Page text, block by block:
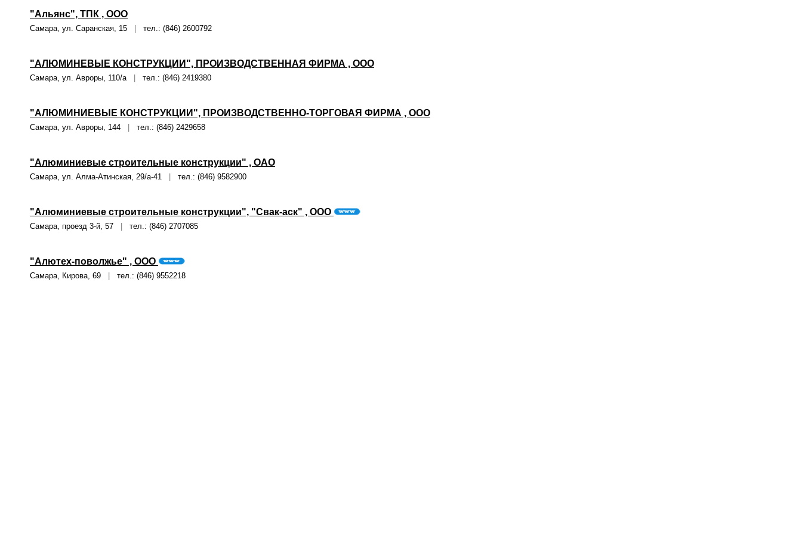
"Альянс", ТПК , ООО
Самара, ул. Саранская, 15 тел.: (846) 2600792
"АЛЮМИНЕВЫЕ КОНСТРУКЦИИ", ПРОИЗВОДСТВЕННАЯ ФИРМА , ООО
Самара, ул. Авроры, 110/а тел.: (846) 2419380
"АЛЮМИНИЕВЫЕ КОНСТРУКЦИИ", ПРОИЗВОДСТВЕННО-ТОРГОВАЯ ФИРМА , ООО
Самара, ул. Авроры, 144 тел.: (846) 2429658
"Алюминиевые строительные конструкции" , ОАО
Самара, ул. Алма-Атинская, 29/а-41 тел.: (846) 9582900
"Алюминиевые строительные конструкции", "Свак-аск" , ООО
Самара, проезд 3-й, 57 тел.: (846) 2707085
"Алютех-поволжье" , ООО
Самара, Кирова, 69 тел.: (846) 9552218